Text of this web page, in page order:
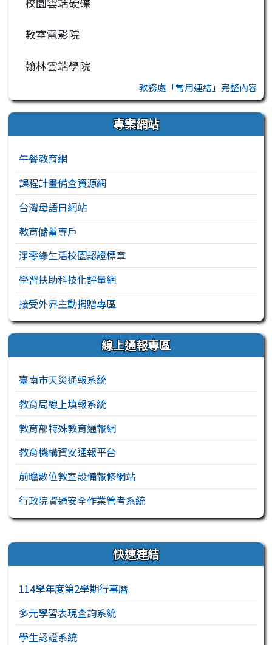
教室電影院
翰林雲端學院
教務處「常用連結」完整內容
專案網站
午餐教育網
課程計畫備查資源網
台灣母語日網站
教育儲蓄專戶
淨零綠生活校園認證標章
學習扶助科技化評量網
接受外界主動捐贈專區
線上通報專區
臺南市天災通報系統
教育局線上填報系統
教育部特殊教育通報網
教育機構資安通報平台
前瞻數位教室設備報修網站
行政院資通安全作業管考系統
右邊區域內容 快速連結
114學年度第2學期行事曆
多元學習表現查詢系統
學生認證系統